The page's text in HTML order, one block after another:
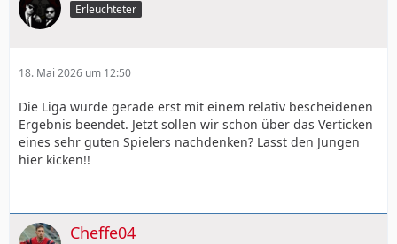
Erleuchteter
18. Mai 2026 um 12:50
Die Liga wurde gerade erst mit einem relativ bescheidenen
Ergebnis beendet. Jetzt sollen wir schon über das Verticken
eines sehr guten Spielers nachdenken? Lasst den Jungen
hier kicken!!
Cheffe04